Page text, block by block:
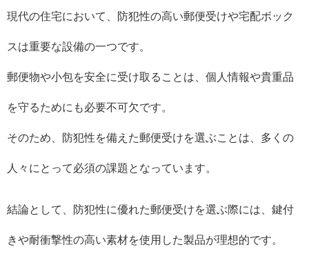
現代の住宅において、防犯性の高い郵便受けや宅配ボック
スは重要な設備の一つです。
郵便物や小包を安全に受け取ることは、個人情報や貴重品
を守るためにも必要不可欠です。
そのため、防犯性を備えた郵便受けを選ぶことは、多くの
人々にとって必須の課題となっています。
結論として、防犯性に優れた郵便受けを選ぶ際には、鍵付
きや耐衝撃性の高い素材を使用した製品が理想的です。